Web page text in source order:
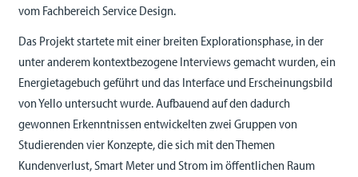
vom Fachbereich Service Design.
Das Projekt startete mit einer breiten Explorationsphase, in der
unter anderem kontextbezogene Interviews gemacht wurden, ein
Energietagebuch geführt und das Interface und Erscheinungsbild
von Yello untersucht wurde. Aufbauend auf den dadurch
gewonnen Erkenntnissen entwickelten zwei Gruppen von
Studierenden vier Konzepte, die sich mit den Themen
Kundenverlust, Smart Meter und Strom im öffentlichen Raum